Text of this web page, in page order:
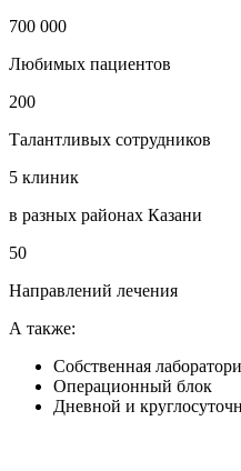
700 000
Любимых пациентов
200
Талантливых сотрудников
5 клиник
в разных районах Казани
50
Направлений лечения
А также:
Собственная
Операционный блок
Дневной и